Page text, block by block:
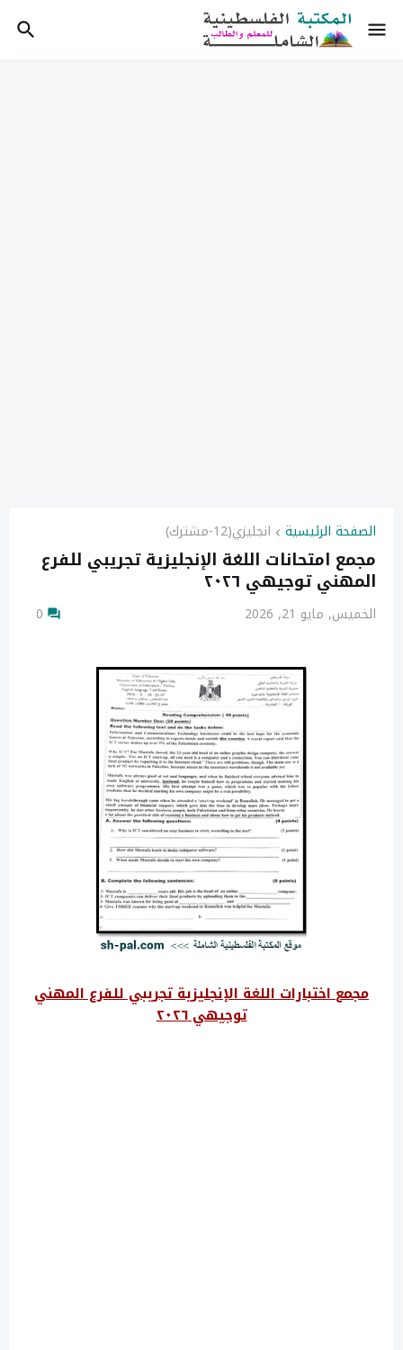
الصفحة الرئيسية انجليزي(12-مشترك)
مجمع امتحانات اللغة الإنجليزية تجريبي للفرع
المهني توجيهي ٢٠٢٦
الخميس, مايو 21, 2026 0
مجمع اختبارات اللغة الإنجليزية تجريبي للفرع المهني
توجيهي ٢٠٢٦